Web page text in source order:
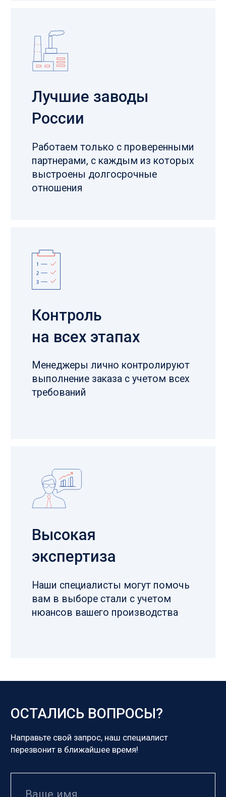
Менеджеры лично контролируют
выполнение заказа с учетом всех
требований
Высокая
экспертиза
Наши специалисты могут помочь
ОСТАЛИСЬ ВОПРОСЫ?
перезвонит в ближайшее время!
Обратный звонок
info@metallostroi.com
Нажимая кнопку «Отправить» вы даете согласие на
обработку персональных данных в соответствии с
политикой конфиденциальности
РУЛОН ХОЛОДНОКАТАНЫЙ